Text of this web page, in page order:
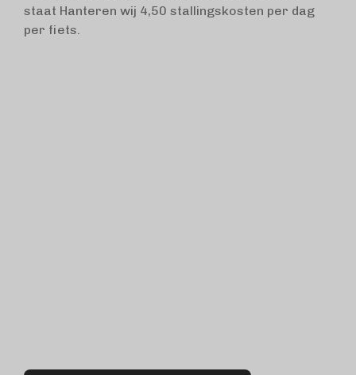
staat Hanteren wij 4,50 stallingskosten per dag
per fiets.